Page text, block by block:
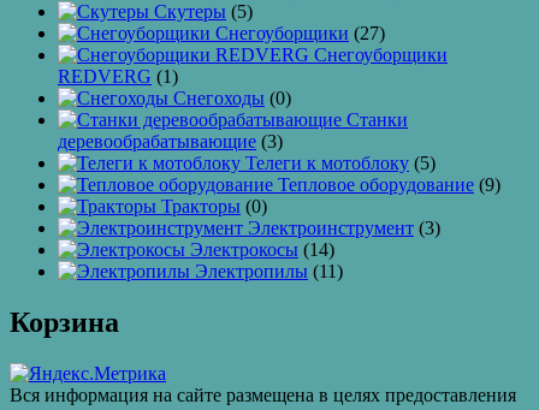
Скутеры (5)
Снегоуборщики (27)
Снегоуборщики
REDVERG (1)
Снегоходы (0)
Станки
деревообрабатывающие (3)
Телеги к мотоблоку (5)
Тепловое оборудование (9)
Тракторы (0)
Электроинструмент (3)
Электрокосы (14)
Электропилы (11)
Корзина
Вся информация на сайте размещена в целях предоставления